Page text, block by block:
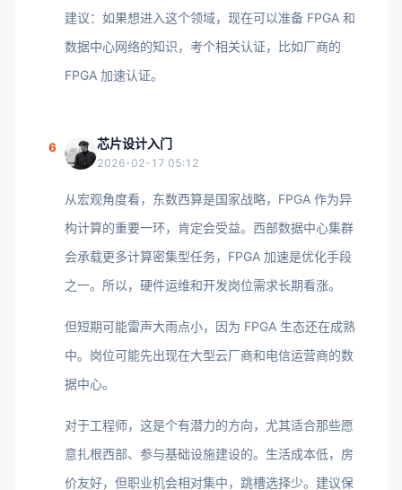
建议：如果想进入这个领域，现在可以准备 FPGA 和
数据中心网络的知识，考个相关认证，比如厂商的
FPGA 加速认证。
6 芯片设计入门
2026-02-17 05:12
从宏观角度看，东数西算是国家战略，FPGA 作为异
构计算的重要一环，肯定会受益。西部数据中心集群
会承载更多计算密集型任务，FPGA 加速是优化手段
之一。所以，硬件运维和开发岗位需求长期看涨。
但短期可能雷声大雨点小，因为 FPGA 生态还在成熟
中。岗位可能先出现在大型云厂商和电信运营商的数
据中心。
对于工程师，这是个有潜力的方向，尤其适合那些愿
意扎根西部、参与基础设施建设的。生活成本低，房
价友好，但职业机会相对集中，跳槽选择少。建议保